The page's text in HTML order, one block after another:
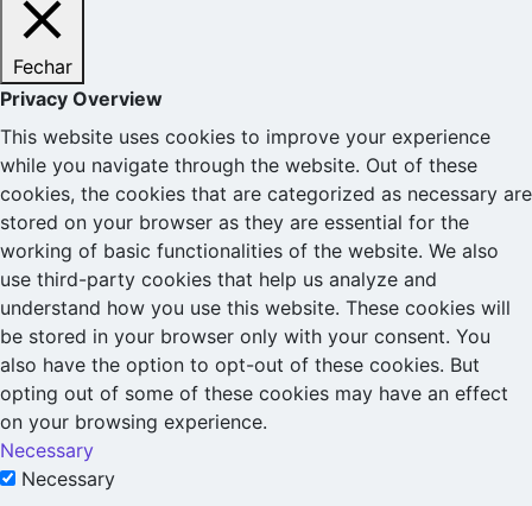
Fechar
Privacy Overview
This website uses cookies to improve your experience
while you navigate through the website. Out of these
cookies, the cookies that are categorized as necessary are
stored on your browser as they are essential for the
working of basic functionalities of the website. We also
use third-party cookies that help us analyze and
understand how you use this website. These cookies will
be stored in your browser only with your consent. You
also have the option to opt-out of these cookies. But
opting out of some of these cookies may have an effect
on your browsing experience.
Necessary
Necessary